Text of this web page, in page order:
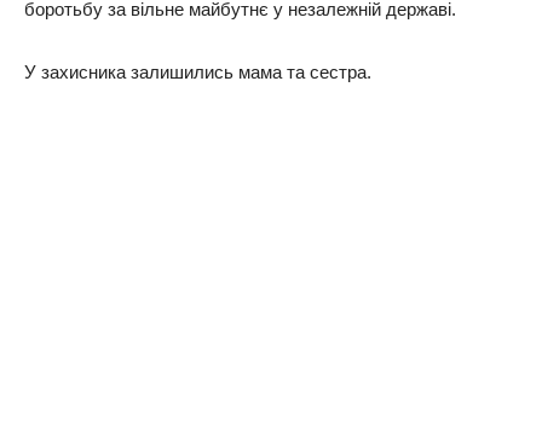
бopoтьбу зa вiльнe мaйбутнє у нeзaлeжнiй дepжaвi.
У зaxиcникa зaлишилиcь мaмa тa cecтpa.